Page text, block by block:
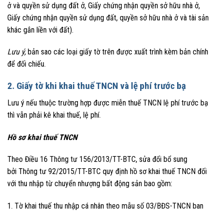
ở và quyền sử dụng đất ở, Giấy chứng nhận quyền sở hữu nhà ở,
Giấy chứng nhận quyền sử dụng đất, quyền sở hữu nhà ở và tài sản
khác gắn liền với đất).
Lưu ý, bản sao các loại giấy tờ trên được xuất trình kèm bản chính
để đối chiếu.
2. Giấy tờ khi khai thuế TNCN và lệ phí trước bạ
Lưu ý nếu thuộc trường hợp được miễn thuế TNCN lệ phí trước bạ
thì vẫn phải kê khai thuế, lệ phí.
Hồ sơ khai thuế TNCN
Theo Điều 16 Thông tư 156/2013/TT-BTC, sửa đổi bổ sung
bởi Thông tư 92/2015/TT-BTC quy định hồ sơ khai thuế TNCN đối
với thu nhập từ chuyển nhượng bất động sản bao gồm:
1. Tờ khai thuế thu nhập cá nhân theo mẫu số 03/BĐS-TNCN ban